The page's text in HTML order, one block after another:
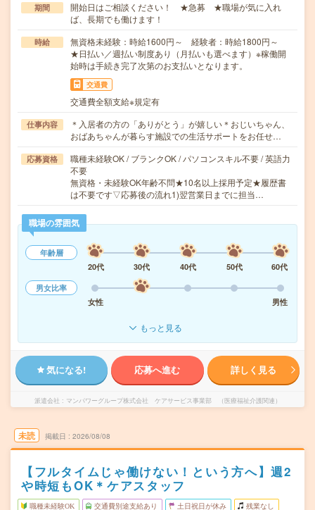
期間
開始日はご相談ください！ ★急募 ★職場が気に入れ
ば、長期でも働けます！
時給
無資格未経験：時給1600円～ 経験者：時給1800円～
★日払い／週払い制度あり（月払いも選べます）※稼働開
始時は手続き完了次第のお支払いとなります。
交通費
交通費全額支給※規定有
仕事内容
＊入居者の方の「ありがとう」が嬉しい＊おじいちゃん、
おばあちゃんが暮らす施設での生活サポートをお任せ…
応募資格
職種未経験OK / ブランクOK / パソコンスキル不要 / 英語力
不要
無資格・未経験OK年齢不問★10名以上採用予定★履歴書
は不要です▽応募後の流れ1)翌営業日までに担当…
職場の雰囲気
年齢層
20代
30代 40代 50代
60代
男女比率
女性
男性
もっと見る
気になる! 応募へ進む 詳しく見る
派遣会社 マンパワーグループ株式会社 ケアサービス事業部 （医療福祉介護関連）
未読 掲載日 2026/08/08
【フルタイムじゃ働けない！という方へ】週2
や時短もOK＊ケアスタッフ
職種未経験OK 交通費別途支給あり 土日祝日が休み 残業なし